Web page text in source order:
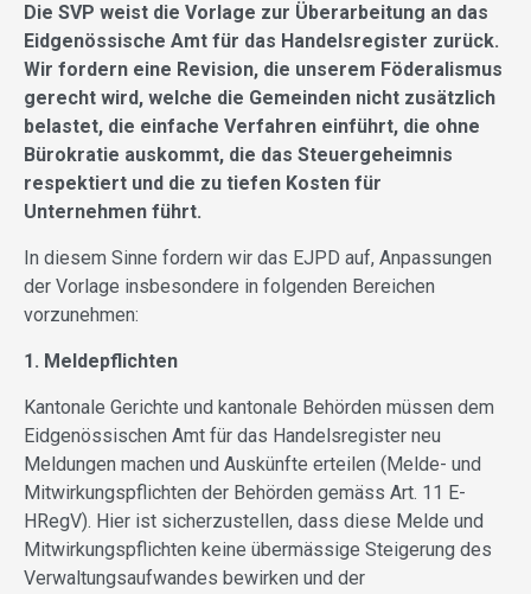
Die SVP weist die Vorlage zur Überarbeitung an das
Eidgenössische Amt für das Handelsregister zurück.
Wir fordern eine Revision, die unserem Föderalismus
gerecht wird, welche die Gemeinden nicht zusätzlich
belastet, die einfache Verfahren einführt, die ohne
Bürokratie auskommt, die das Steuergeheimnis
respektiert und die zu tiefen Kosten für
Unternehmen führt.
In diesem Sinne fordern wir das EJPD auf, Anpassungen
der Vorlage insbesondere in folgenden Bereichen
vorzunehmen:
1. Meldepflichten
Kantonale Gerichte und kantonale Behörden müssen dem
Eidgenössischen Amt für das Handelsregister neu
Meldungen machen und Auskünfte erteilen (Melde- und
Mitwirkungspflichten der Behörden gemäss Art. 11 E-
HRegV). Hier ist sicherzustellen, dass diese Melde und
Mitwirkungspflichten keine übermässige Steigerung des
Verwaltungsaufwandes bewirken und der